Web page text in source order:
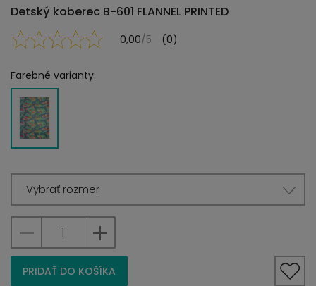
Detský koberec B-601 FLANNEL PRINTED
0,00/5 (0)
Farebné varianty:
Vybrať rozmer
PRIDAŤ DO KOŠÍKA